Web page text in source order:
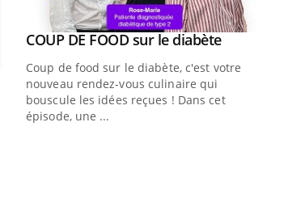
Youtube
COUP DE FOOD sur le diabèteYoutube
Coup de food sur le diabète, c'est votre
nouveau rendez-vous culinaire qui
bouscule les idées reçues ! Dans cet
épisode, une ...